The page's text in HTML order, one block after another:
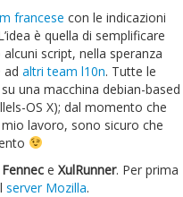
francese con le indicazioni
è quella di semplificare
script, nella speranza
ad altri team l10n. Tutte le
una macchina debian-based
OS X); dal momento che
lavoro, sono sicuro che
Fennec e XulRunner. Per prima
server Mozilla.